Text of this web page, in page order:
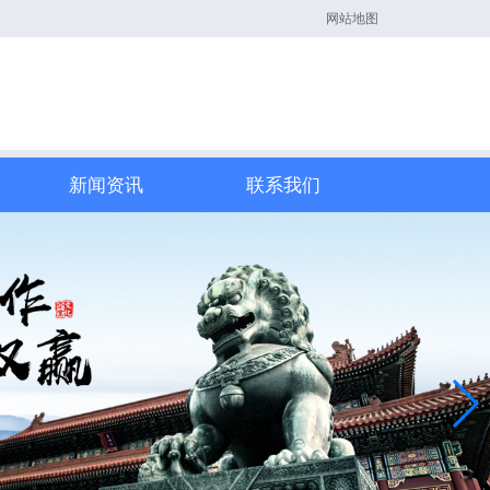
网站地图
新闻资讯 联系我们